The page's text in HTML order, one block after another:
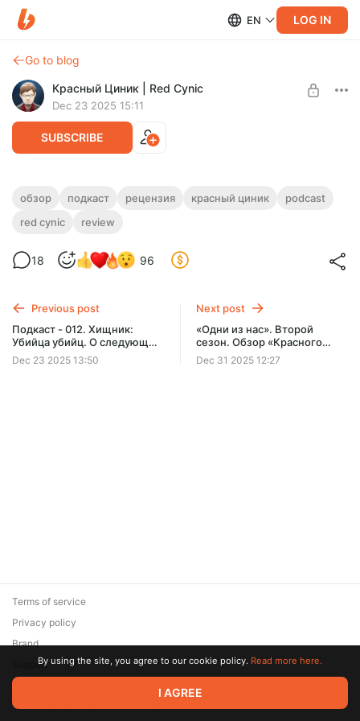
EN LOG IN
Go to blog
Красный Циник | Red Cynic
Dec 23 2025 15:11
SUBSCRIBE
Подкаст - 012. Ведьмак: Сирены глубин
SUBSCRIBE
обзор подкаст рецензия красный циник
podcast
red cynic
review
18 96
Previous post
Подкаст - 012. Хищник:
Убийца убийц. О следующем
обзоре.
Dec 23 2025 13:50
Next post
«Одни из нас». Второй
сезон. Обзор «Красного
Циника»
Dec 31 2025 12:27
© 2026 Zaya Solutions Limited. All rights reserved. All trademarks
are the property of their respective owners.
Terms of service
Privacy policy
Brand
SupportBy using the site, you agree to our cookie policy. Read more here.
I AGREE